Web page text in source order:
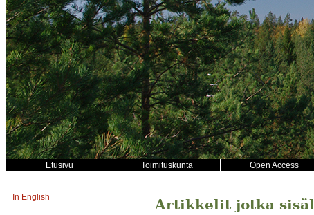
Etusivu Toimituskunta Open Access
In English Artikkelit jotka